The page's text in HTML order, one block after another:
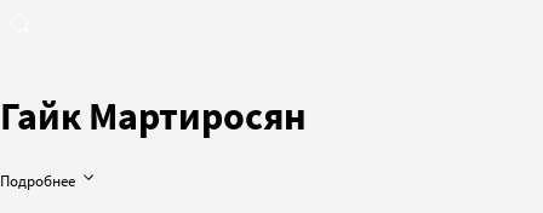
Гайк Мартиросян
Подробнее